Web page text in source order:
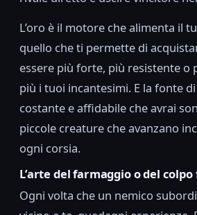
L’oro è il motore che alimenta il
quello che ti permette di
essere più forte, più resistente o
più i tuoi incantesimi. E la fonte
costante e affidabile che avrai
piccole creature che avanzano
ogni corsia.
L’arte del farmaggio o del
Ogni volta che un nemico